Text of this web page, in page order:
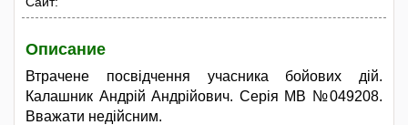
Описание
Втрачене посвідчення учасника бойових дій.
Калашник Андрій Андрійович. Серія МВ №049208.
Вважати недійсним.